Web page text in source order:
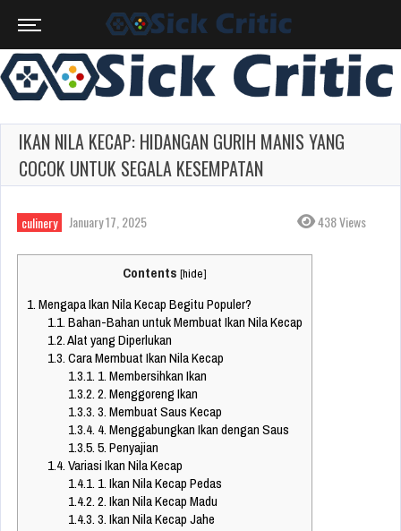
IKAN NILA KECAP: HIDANGAN GURIH MANIS YANG
COCOK UNTUK SEGALA KESEMPATAN
culinery January 17, 2025 438 Views
Contents [hide]
1.Mengapa Ikan Nila Kecap Begitu Populer?
1.1.Bahan-Bahan untuk Membuat Ikan Nila Kecap
1.2.Alat yang Diperlukan
1.3.Cara Membuat Ikan Nila Kecap
1.3.1. 1. Membersihkan Ikan
1.3.2.2. Menggoreng Ikan
1.3.3.3. Membuat Saus Kecap
1.3.4. 4. Menggabungkan Ikan dengan Saus
1.3.5.5. Penyajian
1.4.Variasi Ikan Nila Kecap
1.4.1. 1. Ikan Nila Kecap Pedas
1.4.2.2. Ikan Nila Kecap Madu
1.4.3.3. Ikan Nila Kecap Jahe